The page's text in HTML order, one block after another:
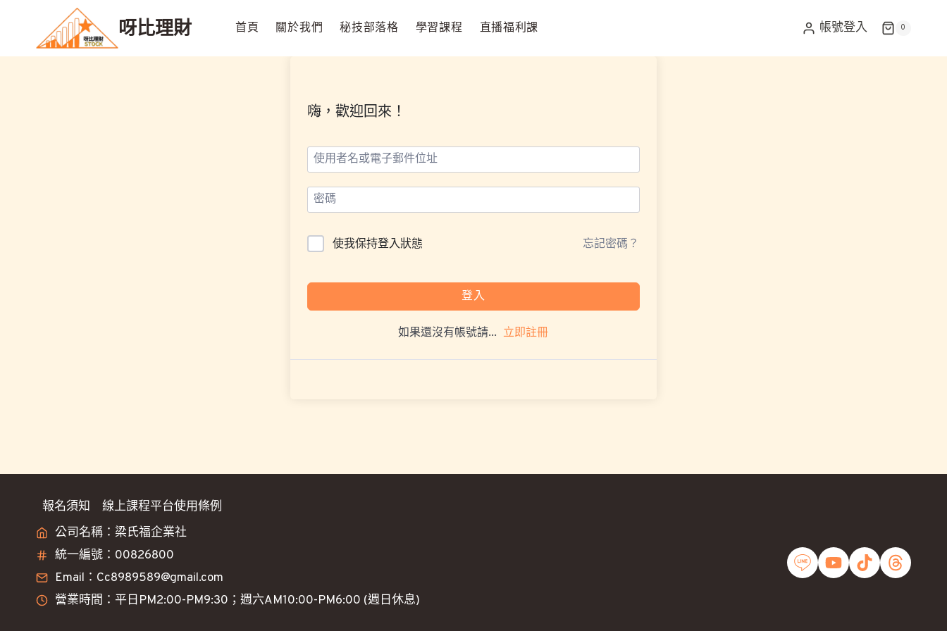
content
呀比理財 首頁 關於我們 秘技部落格 學習課程 直播福利課 帳號登入 0
嗨，歡迎回來！
使我保持登入狀態 忘記密碼？
登入
如果還沒有帳號請... 立即註冊
報名須知
線上課程平台使用條例
公司名稱：梁氏福企業社
統一編號：00826800
Email：Cc8989589@gmail.com
營業時間：平日PM2:00-PM9:30；週六AM10:00-PM6:00 (週日休息)